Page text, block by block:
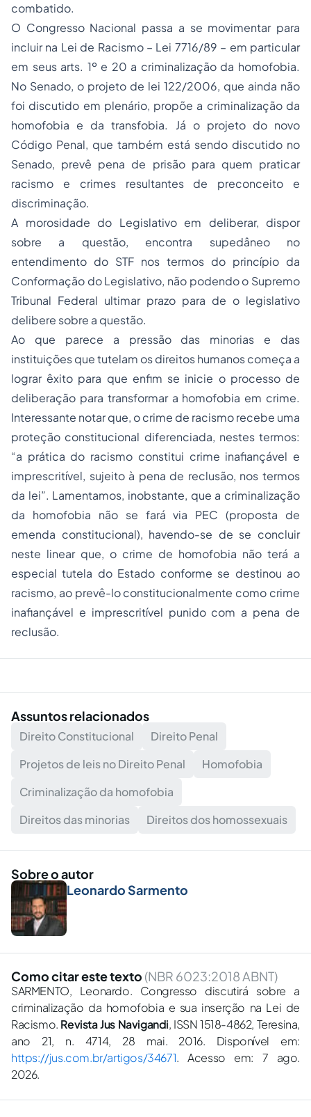
combatido.
O Congresso Nacional passa a se movimentar para
incluir na Lei de Racismo– Lei 7716/89 – em particular
em seus arts. 1º e 20 a criminalização da homofobia.
No Senado, o projeto de lei 122/2006, que ainda não
foi discutido em plenário, propõe a criminalização da
homofobia e da transfobia. Já o projeto do novo
Código Penal, que também está sendo discutido no
Senado, prevê pena de prisão para quem praticar
racismo e crimes resultantes de preconceito e
discriminação.
A morosidade do Legislativo em deliberar, dispor
sobre a questão, encontra supedâneo no
entendimento do STF nos termos do princípio da
Conformação do Legislativo, não podendo o Supremo
Tribunal Federal ultimar prazo para de o legislativo
delibere sobre a questão.
Ao que parece a pressão das minorias e das
instituições que tutelam os direitos humanos começa a
lograr êxito para que enfim se inicie o processode
deliberação para transformar a homofobia em crime.
Interessante notar que, o crime de racismo recebe uma
proteção constitucional diferenciada, nestes termos:
“a prática do racismo constitui crime inafiançável e
imprescritível, sujeito à pena de reclusão, nos termos
da lei”. Lamentamos, inobstante, que a criminalização
da homofobia não se fará via PEC (proposta de
emenda constitucional), havendo-se de se concluir
neste linear que, o crime de homofobia não terá a
especial tutela do Estado conforme se destinou ao
racismo, ao prevê-lo constitucionalmente como crime
inafiançável e imprescritível punido com a pena de
reclusão.
Assuntos relacionados
Direito Constitucional
Direito Penal
Projetos de leis no Direito Penal
Homofobia
Criminalização da homofobia
Direitos das minorias
Direitos dos homossexuais
Sobre o autor
Leonardo Sarmento
Como citar este texto (NBR 6023:2018 ABNT)
SARMENTO, Leonardo. Congresso discutirá sobre a
criminalização da homofobia e sua inserção na Lei de
Racismo. Revista Jus Navigandi, ISSN 1518-4862, Teresina,
ano 21, n. 4714, 28 mai. 2016. Disponível em:
https://jus.com.br/artigos/34671. Acesso em: 7 ago.
2026.